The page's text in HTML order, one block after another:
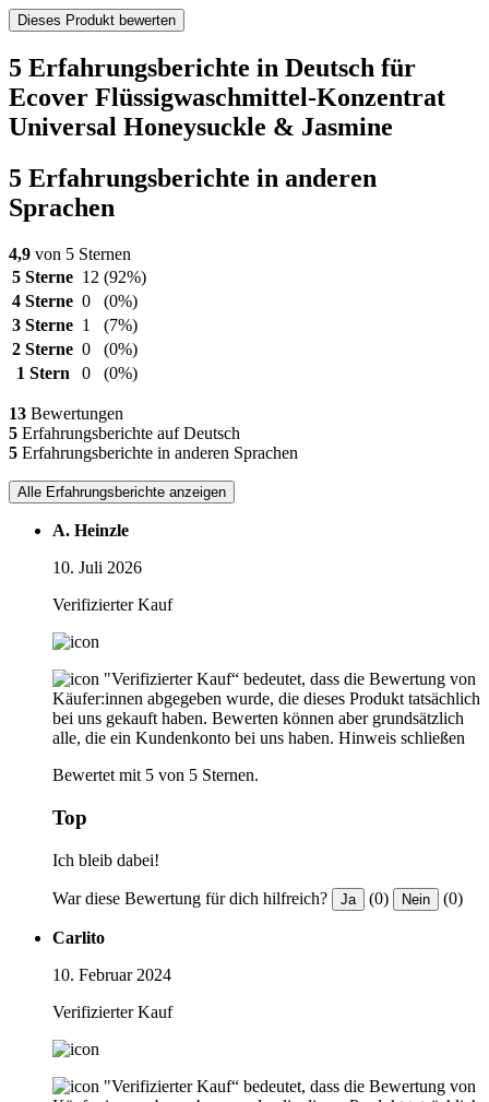
Dieses Produkt bewerten
5 Erfahrungsberichte in Deutsch für
Ecover Flüssigwaschmittel-Konzentrat
Universal Honeysuckle & Jasmine
5 Erfahrungsberichte in anderen
Sprachen
4,9 von 5 Sternen
5 Sterne 12 (92%)
4 Sterne 0
(0%)
3 Sterne 1
(7%)
2 Sterne 0
(0%)
1 Stern
0 (0%)
13 Bewertungen
5 Erfahrungsberichte auf Deutsch
5 Erfahrungsberichte in anderen Sprachen
Alle Erfahrungsberichte anzeigen
A. Heinzle
10. Juli 2026
Verifizierter Kauf
"Verifizierter Kauf“ bedeutet, dass die Bewertung von
Käufer:innen abgegeben wurde, die dieses Produkt tatsächlich
bei uns gekauft haben. Bewerten können aber grundsätzlich
alle, die ein Kundenkonto bei uns haben. Hinweis schließen
Bewertet mit 5 von 5 Sternen.
Top
Ich bleib dabei!
War diese Bewertung für dich hilfreich? Ja (0) Nein (0)
Carlito
10. Februar 2024
Verifizierter Kauf
"Verifizierter Kauf“ bedeutet, dass die Bewertung von